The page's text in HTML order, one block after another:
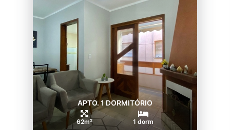
APTO. 1 DORMITÓRIO
62m² 1 dorm